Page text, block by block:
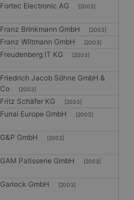
Fortec Electronic AG [2003]
Franz Brinkmann GmbH [2003]
Franz Wiltmann GmbH [2003]
Freudenberg IT KG [2003]
Friedrich Jacob Söhne GmbH &
Co
[2003]
Fritz Schäfer KG [2003]
Funai Europe GmbH [2003]
G&P GmbH [2003]
GAM Patisserie GmbH [2003]
Garlock GmbH [2003]